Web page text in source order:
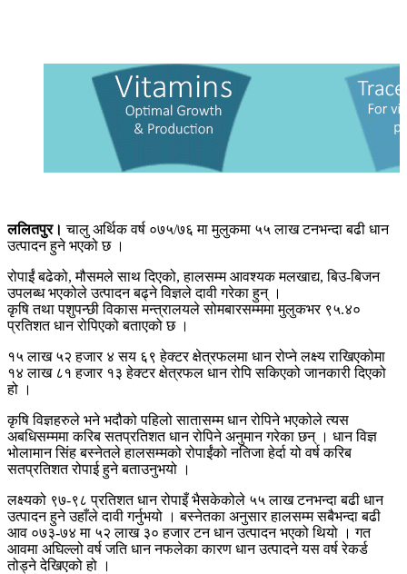
ललितपुर। चालु अर्थिक वर्ष ०७५/७६ मा मुलुकमा ५५ लाख टनभन्दा बढी धान
उत्पादन हुने भएको छ ।
रोपाईं बढेको, मौसमले साथ दिएको, हालसम्म आवश्यक मलखाद्य, बिउ-बिजन
उपलब्ध भएकोले उत्पादन बढ्ने विज्ञले दावी गरेका हुन् ।
कृषि तथा पशुपन्छी विकास मन्त्रालयले सोमबारसम्ममा मुलुकभर ९५.४०
प्रतिशत धान रोपिएको बताएको छ ।
१५ लाख ५२ हजार ४ सय ६९ हेक्टर क्षेत्रफलमा धान रोप्ने लक्ष्य राखिएकोमा
१४ लाख ८१ हजार १३ हेक्टर क्षेत्रफल धान रोपि सकिएको जानकारी दिएको
हो ।
कृषि विज्ञहरुले भने भदौको पहिलो सातासम्म धान रोपिने भएकोले त्यस
अबधिसम्ममा करिब सतप्रतिशत धान रोपिने अनुमान गरेका छन् । धान विज्ञ
भोलामान सिंह बस्नेतले हालसम्मको रोपाईंको नतिजा हेर्दा यो वर्ष करिब
सतप्रतिशत रोपाई हुने बताउनुभयो ।
लक्ष्यको ९७-९८ प्रतिशत धान रोपाइँ भैसकेकोले ५५ लाख टनभन्दा बढी धान
उत्पादन हुने उहाँले दावी गर्नुभयो । बस्नेतका अनुसार हालसम्म सबैभन्दा बढी
आव ०७३-७४ मा ५२ लाख ३० हजार टन धान उत्पादन भएको थियो । गत
आवमा अघिल्लो वर्ष जति धान नफलेका कारण धान उत्पादने यस वर्ष रेकर्ड
तोड्ने देखिएको हो ।